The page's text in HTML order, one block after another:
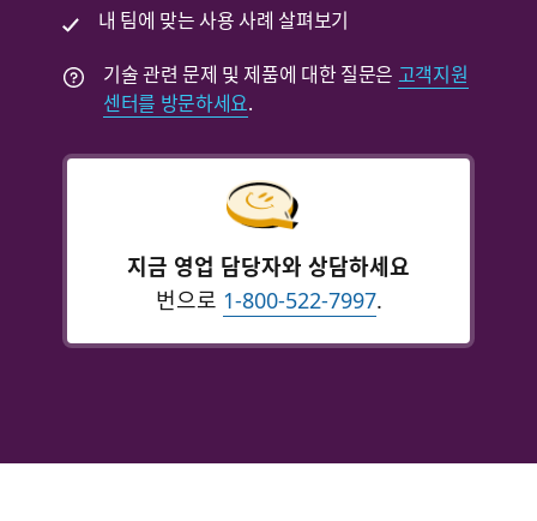
내 팀에 맞는 사용 사례 살펴보기
기술 관련 문제 및 제품에 대한 질문은 고객지원
센터를 방문하세요.
지금 영업 담당자와 상담하세요
번으로 1-800-522-7997.